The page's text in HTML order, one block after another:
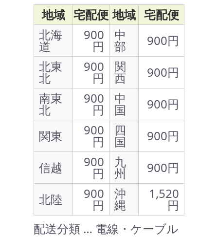
地域 宅配便 地域 宅配便
北海
道
900
円
中
部
900円
北東
北
900
円
関
西
900円
南東
北
900
円
中
国
900円
関東
900
円
四
国
900円
信越
900
円
九
州
900円
北陸
900
円
沖
縄
1,520
円
配送分類 … 電線・ケーブル